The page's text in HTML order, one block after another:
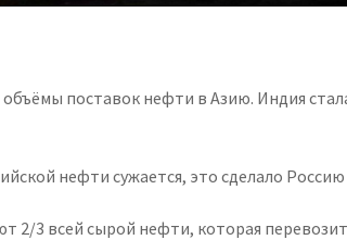
объёмы поставок нефти в Азию. Индия
нефти сужается, это сделало
2/3 всей сырой нефти, которая